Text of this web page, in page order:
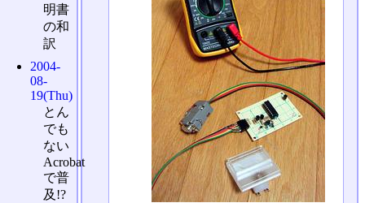
明書
の和
訳
2004-
08-
19(Thu)
とん
でも
ない
Acrobat
で普
及!?